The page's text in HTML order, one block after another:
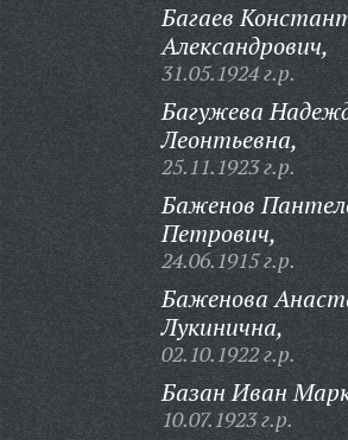
Багаев
Александрович,
31.05.1924 г.р.
Багужева
Леонтьевна,
25.11.1923 г.р.
Баженов
Петрович,
24.06.1915 г.р.
Баженова
Лукинична,
02.10.1922 г.р.
Базан Иван
10.07.1923 г.р.